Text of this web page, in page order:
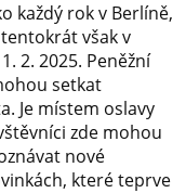
každý rok v Berlíně,
však v
2. 2025. Peněžní
setkat
Je místem oslavy
zde mohou
nové
které teprve